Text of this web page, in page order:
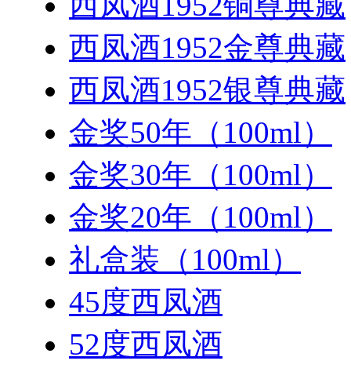
西凤酒1952金尊典藏
西凤酒1952银尊典藏
金奖50年（100ml）
金奖30年（100ml）
金奖20年（100ml）
礼盒装（100ml）
45度西凤酒
52度西凤酒